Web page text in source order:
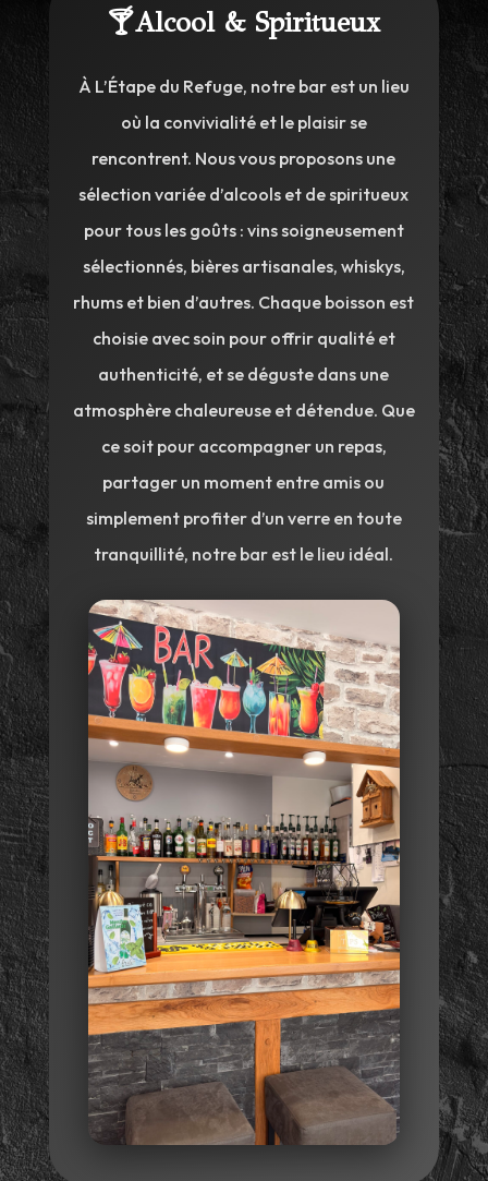
🍸Alcool & Spiritueux
À L’Étape du Refuge, notre bar est un lieu
où la convivialité et le plaisir se
rencontrent. Nous vous proposons une
sélection variée d’alcools et de spiritueux
pour tous les goûts : vins soigneusement
sélectionnés, bières artisanales, whiskys,
rhums et bien d’autres. Chaque boisson est
choisie avec soin pour offrir qualité et
authenticité, et se déguste dans une
atmosphère chaleureuse et détendue. Que
ce soit pour accompagner un repas,
partager un moment entre amis ou
simplement profiter d’un verre en toute
tranquillité, notre bar est le lieu idéal.